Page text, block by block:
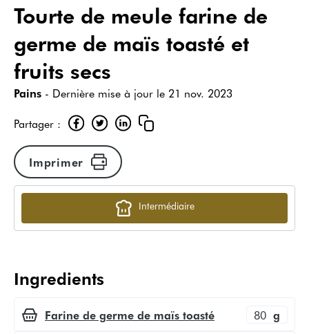
Tourte de meule farine de
germe de maïs toasté et
fruits secs
Pains - Dernière mise à jour le 21 nov. 2023
Partager :
Imprimer
Intermédiaire
Ingredients
Farine de germe de maïs toasté 80 g